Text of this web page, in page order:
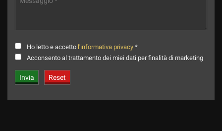
Ho letto e accetto l'informativa privacy *
Acconsento al trattamento dei miei dati per finalità di marketing